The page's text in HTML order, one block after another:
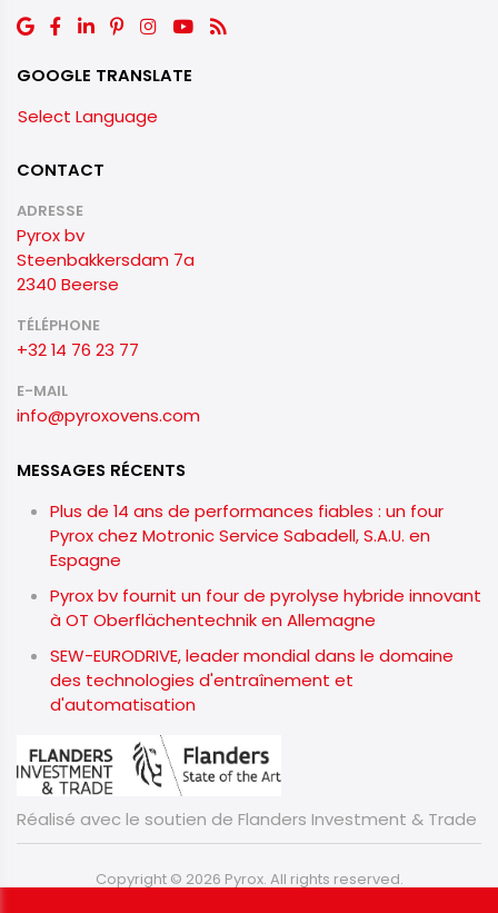
GOOGLE TRANSLATE
Select Language
CONTACT
ADRESSE
Pyrox bv
Steenbakkersdam 7a
2340 Beerse
TÉLÉPHONE
+32 14 76 23 77
E-MAIL
info@pyroxovens.com
MESSAGES RÉCENTS
Plus de 14 ans de performances fiables : un four
Pyrox chez Motronic Service Sabadell, S.A.U. en
Espagne
Pyrox bv fournit un four de pyrolyse hybride innovant
à OT Oberflächentechnik en Allemagne
SEW-EURODRIVE, leader mondial dans le domaine
des technologies d'entraînement et
d'automatisation
Réalisé avec le soutien de Flanders Investment & Trade
Copyright © 2026 Pyrox. All rights reserved.